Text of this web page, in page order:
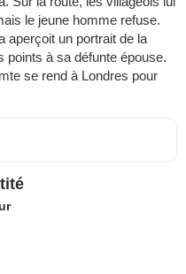
le jeune homme refuse.
aperçoit un portrait de la
points à sa défunte épouse.
se rend à Londres pour